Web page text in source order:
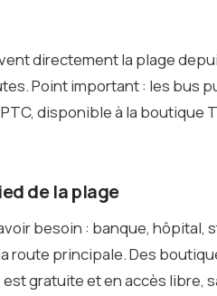
directement la plage
Point important : les bus
disponible à la boutique
de la plage
besoin : banque,
route principale. Des
gratuite et en accès libre,